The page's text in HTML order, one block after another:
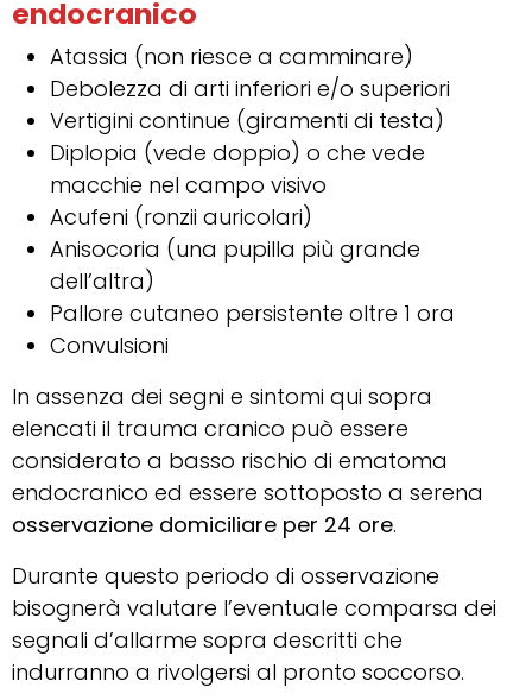
endocranico
Atassia (non riesce a camminare)
Debolezza di arti inferiori e/o superiori
Vertigini continue (giramenti di testa)
Diplopia (vede doppio) o che vede
macchie nel campo visivo
Acufeni (ronzii auricolari)
Anisocoria (una pupilla più grande
dell’altra)
Pallore cutaneo persistente oltre 1 ora
Convulsioni
In assenza dei segni e sintomi qui sopra
elencati il trauma cranico può essere
considerato a basso rischio di ematoma
endocranico ed essere sottoposto a serena
osservazione domiciliare per 24 ore.
Durante questo periodo di osservazione
bisognerà valutare l’eventuale comparsa dei
segnali d’allarme sopra descritti che
indurranno a rivolgersi al pronto soccorso.